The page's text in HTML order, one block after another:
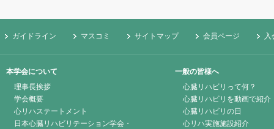
ガイドライン マスコミ サイトマップ 会員ページ 入
本学会について
理事長挨拶
学会概要
心リハステートメント
日本心臓リハビリテーション学会・
一般の皆様へ
心臓リハビリって何？
心臓リハビリを動画で紹介
心臓リハビリの日
心リハ実施施設紹介